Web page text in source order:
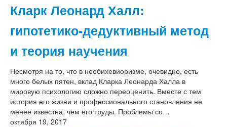
Кларк Леонард Халл:
гипотетико-дедуктивный метод
и теория научения
Несмотря на то, что в необихевиоризме, очевидно, есть
много белых пятен, вклад Кларка Леонарда Халла в
мировую психологию сложно переоценить. Вместе с тем
история его жизни и профессионального становления не
менее известна, чем его труды. Проблемы со…
октября 19, 2017